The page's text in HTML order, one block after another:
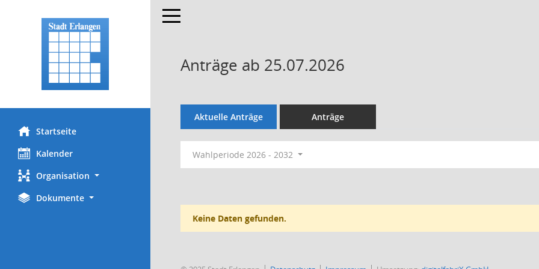
Startseite
Kalender
Organisation
Dokumente
Toggle navigation
Anträge ab 25.07.2026
Aktuelle Anträge Anträge
Wahlperiode 2026 - 2032
Keine Daten gefunden.